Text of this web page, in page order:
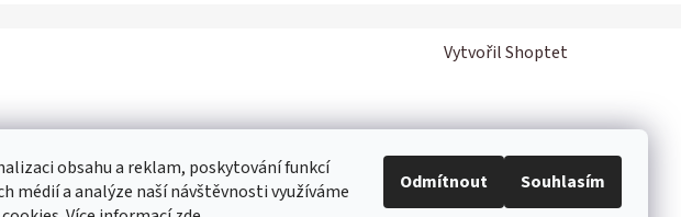
obsahu a reklam, poskytování funkcí
médií a analýze naší návštěvnosti využíváme
Odmítnout Souhlasím
Vytvořil Shoptet